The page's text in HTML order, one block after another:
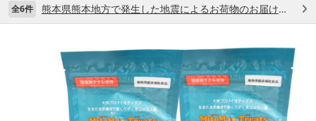
全6件 熊本県熊本地方で発生した地震によるお荷物のお届け状況について （7/28）